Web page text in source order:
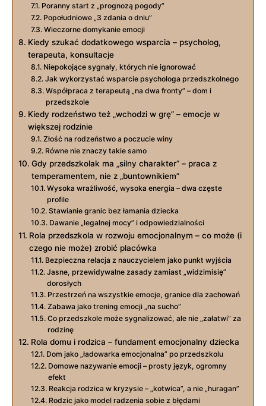
Poranny start z „prognozą pogody”
Popołudniowe „3 zdania o dniu”
Wieczorne domykanie emocji
Kiedy szukać dodatkowego wsparcia – psycholog,
terapeuta, konsultacje
Niepokojące sygnały, których nie ignorować
Jak wykorzystać wsparcie psychologa przedszkolnego
Współpraca z terapeutą „na dwa fronty” – dom i
przedszkole
Kiedy rodzeństwo też „wchodzi w grę” – emocje w
większej rodzinie
Złość na rodzeństwo a poczucie winy
Równe nie znaczy takie samo
Gdy przedszkolak ma „silny charakter” – praca z
temperamentem, nie z „buntownikiem”
Wysoka wrażliwość, wysoka energia – dwa częste
profile
Stawianie granic bez łamania dziecka
Dawanie „legalnej mocy” i odpowiedzialności
Rola przedszkola w rozwoju emocjonalnym – co może (i
czego nie może) zrobić placówka
Bezpieczna relacja z nauczycielem jako punkt wyjścia
Jasne, przewidywalne zasady zamiast „widzimisię”
dorosłych
Przestrzeń na wszystkie emocje, granice dla zachowań
Zabawa jako trening emocji „na sucho”
Co przedszkole może sygnalizować, ale nie „załatwi” za
rodzinę
Rola domu i rodzica – fundament emocjonalny dziecka
Dom jako „ładowarka emocjonalna” po przedszkolu
Domowe nazywanie emocji – prosty język, ogromny
efekt
Reakcja rodzica w kryzysie – „kotwica”, a nie „huragan”
Rodzic jako model radzenia sobie z błędami